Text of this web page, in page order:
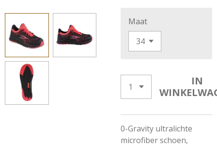
Maat
IN
0-Gravity ultralichte
microfiber schoen,